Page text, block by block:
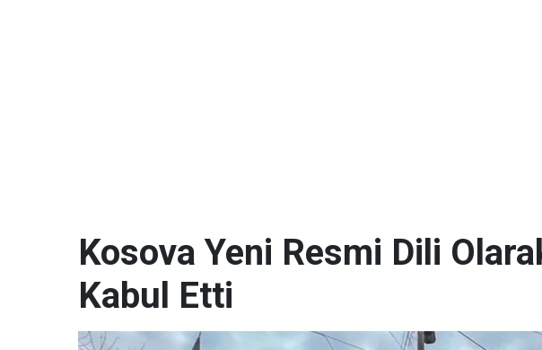
Kosova Yeni Resmi Dili
Kabul Etti